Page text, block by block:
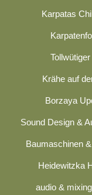
Karpatas
Krähe auf
Borzaya
Sound Design &
Baumaschinen
Heidewitzka
audio &